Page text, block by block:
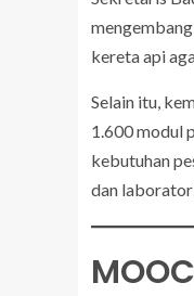
kereta api
Selain itu,
1.600 modul
kebutuhan
dan